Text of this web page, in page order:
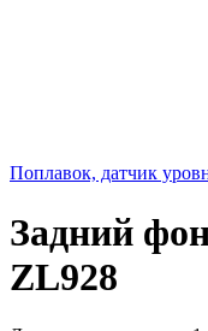
Поплавок, датчик
Задний
ZL928